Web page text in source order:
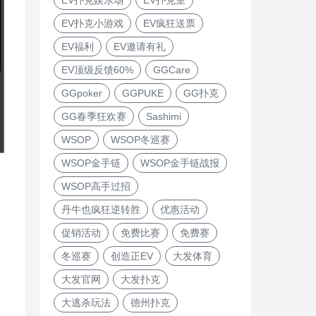
EV扑克小游戏 EV疯狂送票
EV福利 EV邀请有礼
EV顶级反馈60% GGCare
GGpoker GGPUKE GG扑克
GG春季狂欢赛 Sashimi
WSOP WSOP冬巡赛
WSOP金手链 WSOP金手链战报
WSOP高手过招
丹牛也疯狂逆转胜 优惠活动
促销活动 免费比赛 免费赛
冬巡赛 创造正EV 大发体育
大发官网 大发扑克
大逃杀玩法 德州扑克